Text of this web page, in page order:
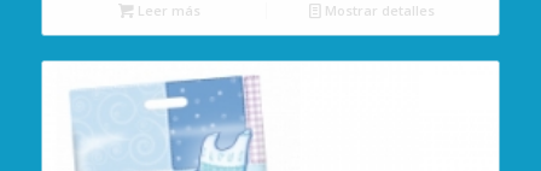
Leer más Mostrar detalles